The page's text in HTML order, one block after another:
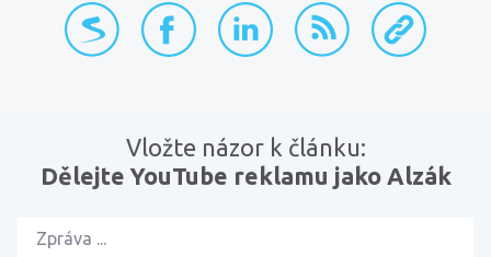
přidat na Seznam.cz
sdílet na Facebooku
sdílet na LinkedInu
RSS kanálzkopírovat
Vložte názor k článku:
Dělejte YouTube reklamu jako Alzák